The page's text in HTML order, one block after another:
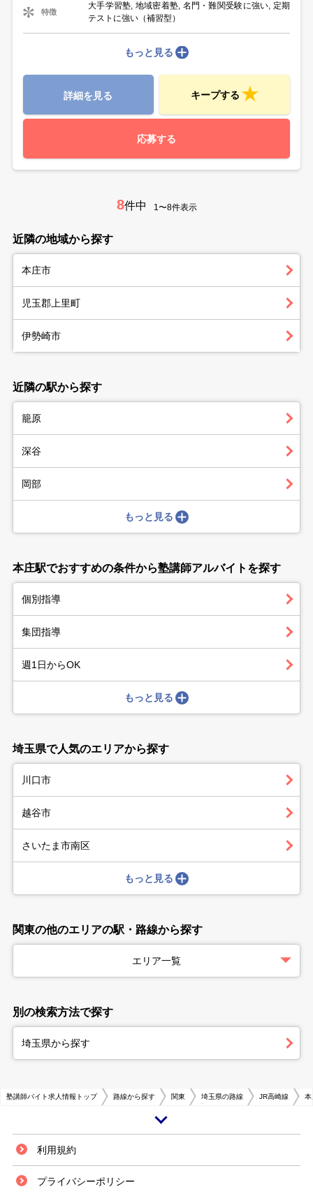
特徴
大手学習塾, 地域密着塾, 名門・難関受験に強い, 定期
テストに強い（補習型）
もっと見る
詳細を見る キープする
応募する
8件中 1〜8件表示
近隣の地域から探す
本庄市
児玉郡上里町
伊勢崎市
近隣の駅から探す
籠原
深谷
岡部
もっと見る
本庄駅でおすすめの条件から塾講師アルバイトを探す
個別指導
集団指導
週1日からOK
もっと見る
埼玉県で人気のエリアから探す
川口市
越谷市
さいたま市南区
もっと見る
関東の他のエリアの駅・路線から探す
エリア一覧
別の検索方法で探す
埼玉県から探す
塾講師バイト求人情報トップ 路線から探す 関東 埼玉県の路線 JR高崎線 本
埼玉県北部の本庄市の中心部に位置するJR高崎線の本庄駅。熊谷や高崎等
駅で、駅周辺には住宅街が発展しています。 駅の周囲にはショッピングセ
ンターのアピタや、大型商業施設の本庄BLALAがあり、地域の生活利便性
利用規約
プライバシーポリシー